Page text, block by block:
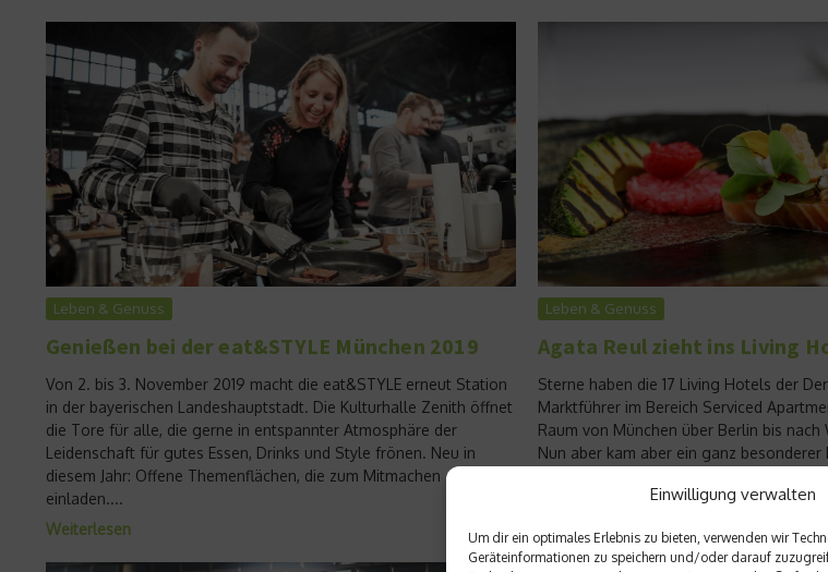
Einwilligung verwalten
Um dir ein optimales Erlebnis zu bieten, verwenden wir
Geräteinformationen zu speichern und/oder darauf
Leben & Genuss
Genießen bei der eat&STYLE München 2019
Von 2. bis 3. November 2019 macht die eat&STYLE erneut Station
in der bayerischen Landeshauptstadt. Die Kulturhalle Zenith öffnet
die Tore für alle, die gerne in entspannter Atmosphäre der
Leidenschaft für gutes Essen, Drinks und Style frönen. Neu in
diesem Jahr: Offene Themenflächen, die zum Mitmachen
einladen....
Weiterlesen
Leben & Genuss
Agata Reul zieht ins Living
Sterne haben die 17 Living Hotels der
Marktführer im Bereich Serviced
Raum von München über Berlin bis
Nun aber kam aber ein ganz besonderer